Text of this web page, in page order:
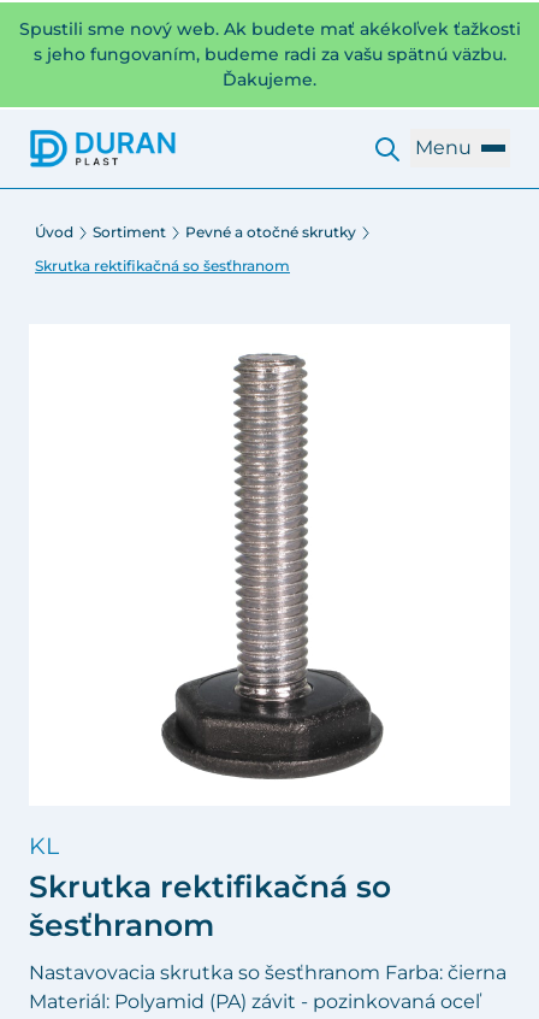
Spustili sme nový web. Ak budete mať akékoľvek ťažkosti
s jeho fungovaním, budeme radi za vašu spätnú väzbu.
Ďakujeme.
Menu
Úvod Sortiment
Pevné a otočné skrutky
Skrutka rektifikačná so šesťhranom
KL
Skrutka rektifikačná so
šesťhranom
Nastavovacia skrutka so šesťhranom Farba: čierna
Materiál: Polyamid (PA) závit - pozinkovaná oceľ